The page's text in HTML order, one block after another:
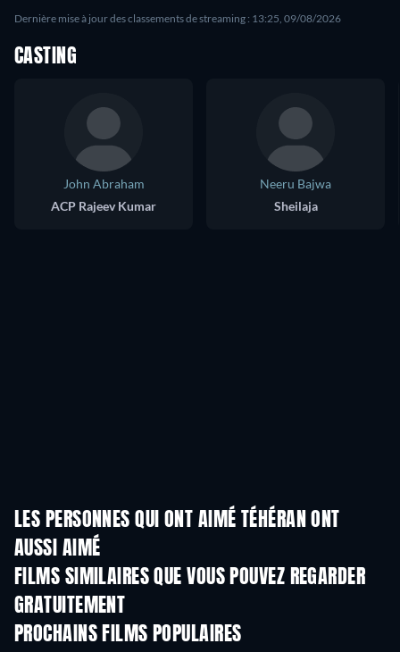
Dernière mise à jour des classements de streaming : 13:25, 09/08/2026
CASTING
John Abraham
ACP Rajeev Kumar
Neeru Bajwa
Sheilaja
LES PERSONNES QUI ONT AIMÉ TÉHÉRAN ONT
AUSSI AIMÉ
FILMS SIMILAIRES QUE VOUS POUVEZ REGARDER
GRATUITEMENT
PROCHAINS FILMS POPULAIRES